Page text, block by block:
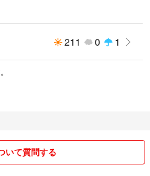
211 0 1
いて質問する